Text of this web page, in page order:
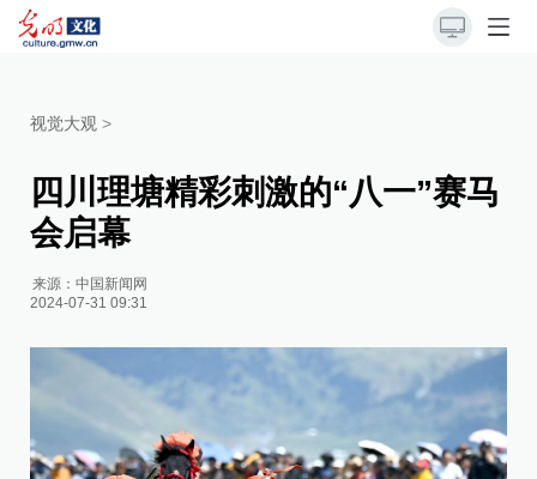
视觉大观 >
四川理塘精彩刺激的“八一”赛马
会启幕
来源：中国新闻网
2024-07-31 09:31